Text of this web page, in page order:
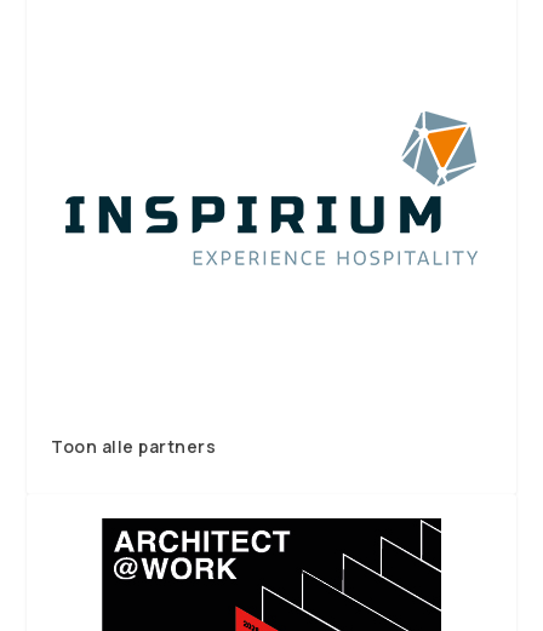
Toon alle partners